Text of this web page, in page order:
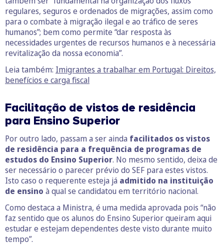
regulares, seguros e ordenados de migrações, assim como
para o combate à migração ilegal e ao tráfico de seres
humanos”; bem como permite “dar resposta às
necessidades urgentes de recursos humanos e à necessária
revitalização da nossa economia”.
Leia também: Imigrantes a trabalhar em Portugal: Direitos,
benefícios e carga fiscal
Facilitação de vistos de residência
para Ensino Superior
Por outro lado, passam a ser ainda facilitados os vistos
de residência para a frequência de programas de
estudos do Ensino Superior. No mesmo sentido, deixa de
ser necessário o parecer prévio do SEF para estes vistos.
Isto caso o requerente esteja já admitido na instituição
de ensino à qual se candidatou em território nacional.
Como destaca a Ministra, é uma medida aprovada pois “não
faz sentido que os alunos do Ensino Superior queiram aqui
estudar e estejam dependentes deste visto durante muito
tempo”.